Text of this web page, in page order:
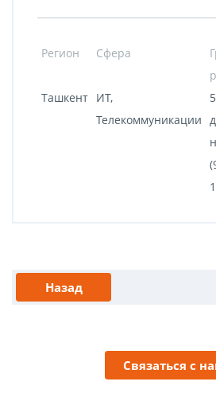
Регион Сфера
Ташкент ИТ,
Телекоммуникации
Назад
Связаться с